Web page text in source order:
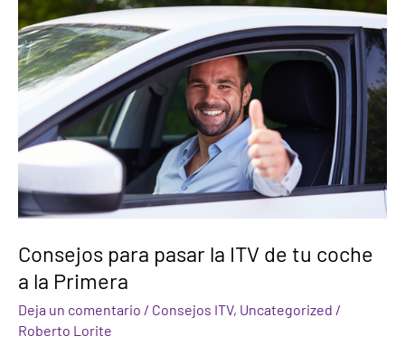
Consejos para pasar la ITV de tu coche
a la Primera
Deja un comentario / Consejos ITV, Uncategorized /
Roberto Lorite
para
pasar
la
ITV
de
tu
coche
la
Primera